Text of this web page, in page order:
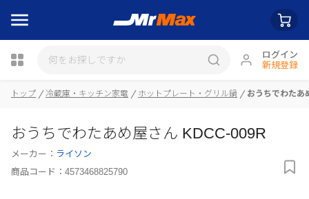
ログイン
新規登録
瓶詰
トップ 冷蔵庫・キッチン家電 ホットプレート・グリル鍋 おうちでわたあ
おうちでわたあめ屋さん KDCC-009R
メーカー： ライソン
商品コード： 4573468825790